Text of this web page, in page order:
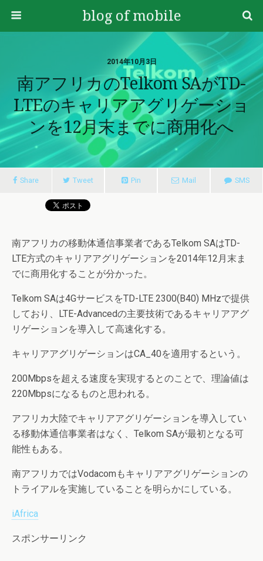
blog of mobile
2014年10月3日
南アフリカのTelkom SAがTD-
LTEのキャリアアグリゲーショ
ンを12月末までに商用化へ
Share Tweet Pin Mail SMS
南アフリカの移動体通信事業者であるTelkom SAはTD-
LTE方式のキャリアアグリゲーションを2014年12月末ま
でに商用化することが分かった。
Telkom SAは4GサービスをTD-LTE 2300(B40) MHzで提供
しており、LTE-Advancedの主要技術であるキャリアアグ
リゲーションを導入して高速化する。
キャリアアグリゲーションはCA_40を適用するという。
200Mbpsを超える速度を実現するとのことで、理論値は
220Mbpsになるものと思われる。
アフリカ大陸でキャリアアグリゲーションを導入してい
る移動体通信事業者はなく、Telkom SAが最初となる可
能性もある。
南アフリカではVodacomもキャリアアグリゲーションの
トライアルを実施していることを明らかにしている。
iAfrica
スポンサーリンク